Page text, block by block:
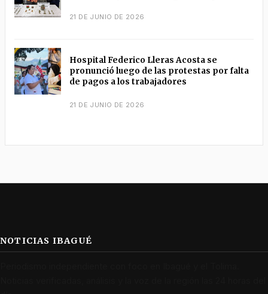
21 DE JUNIO DE 2026
Hospital Federico Lleras Acosta se
pronunció luego de las protestas por falta
de pagos a los trabajadores
21 DE JUNIO DE 2026
NOTICIAS IBAGUÉ